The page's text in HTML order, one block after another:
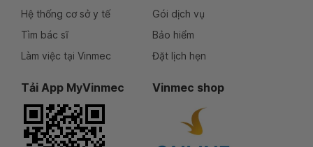
Hệ thống cơ sở y tế
Tìm bác sĩ
Làm việc tại Vinmec
Gói dịch vụ
Bảo hiểm
Đặt lịch hẹn
Tải App MyVinmec Vinmec shop